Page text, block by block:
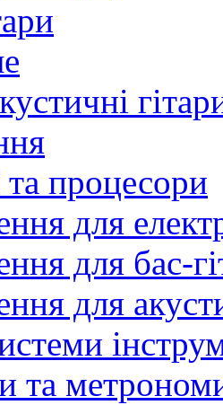
та процесори
для
для бас-
для
та